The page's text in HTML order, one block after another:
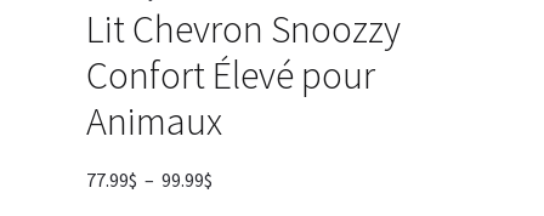
Lit Chevron Snoozzy
Confort Élevé pour
Animaux
77.99$ – 99.99$Plage